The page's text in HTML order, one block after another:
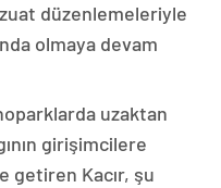
düzenlemeleriyle
olmaya devam
uzaktan
girişimcilere
getiren Kacır, şu